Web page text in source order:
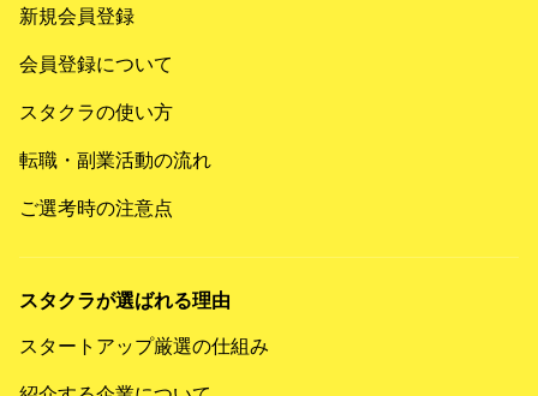
新規会員登録
会員登録について
スタクラの使い方
転職・副業活動の流れ
ご選考時の注意点
スタクラが選ばれる理由
スタートアップ厳選の仕組み